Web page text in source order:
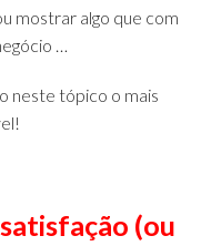
mostrar algo que com
…
neste tópico o mais
(ou